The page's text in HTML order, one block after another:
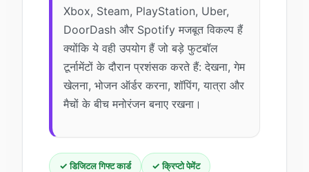
Xbox, Steam, PlayStation, Uber,
DoorDash और Spotify मजबूत विकल्प हैं
क्योंकि ये वही उपयोग हैं जो बड़े फुटबॉल
टूर्नामेंटों के दौरान प्रशंसक करते हैं: देखना, गेम
खेलना, भोजन ऑर्डर करना, शॉपिंग, यात्रा और
मैचों के बीच मनोरंजन बनाए रखना।
✓ डिजिटल गिफ्ट कार्ड ✓ क्रिप्टो पेमेंट